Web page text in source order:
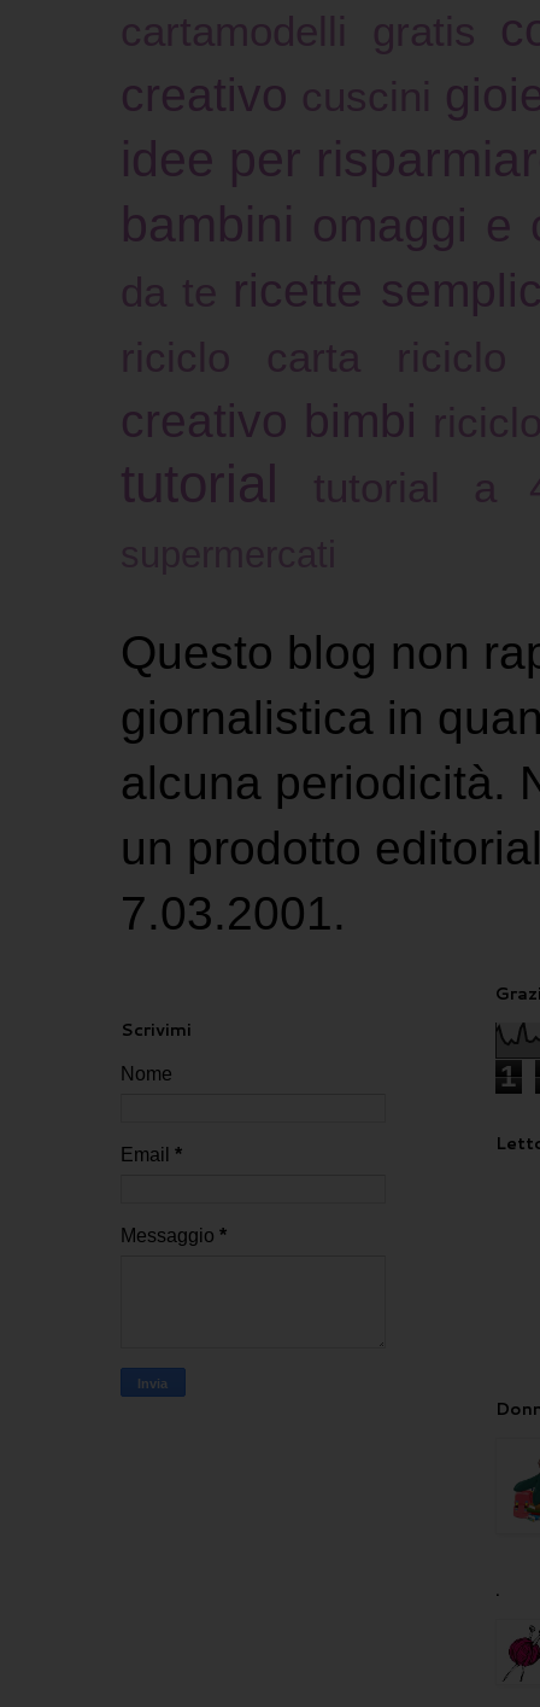
cartamodelli gratis
creativo cuscini
idee per
bambini omaggi e
da te ricette
riciclo carta riciclo
creativo bimbi
tutorial tutorial a
Questo blog non
giornalistica in
alcuna periodicità.
un prodotto
7.03.2001.
Scrivimi
Nome
Email *
Messaggio *
1
.